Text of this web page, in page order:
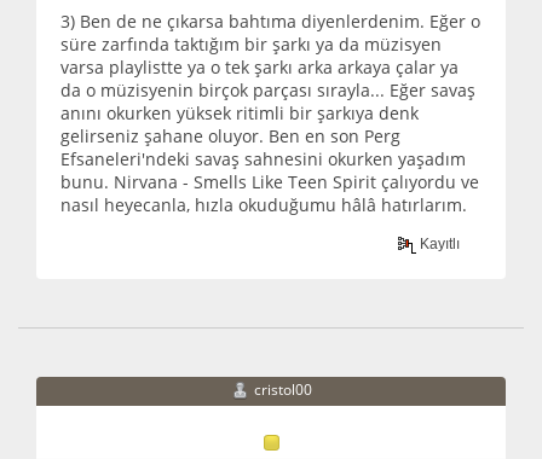
3) Ben de ne çıkarsa bahtıma diyenlerdenim. Eğer o
süre zarfında taktığım bir şarkı ya da müzisyen
varsa playlistte ya o tek şarkı arka arkaya çalar ya
da o müzisyenin birçok parçası sırayla... Eğer savaş
anını okurken yüksek ritimli bir şarkıya denk
gelirseniz şahane oluyor. Ben en son Perg
Efsaneleri'ndeki savaş sahnesini okurken yaşadım
bunu. Nirvana - Smells Like Teen Spirit çalıyordu ve
nasıl heyecanla, hızla okuduğumu hâlâ hatırlarım.
Kayıtlı
cristol00